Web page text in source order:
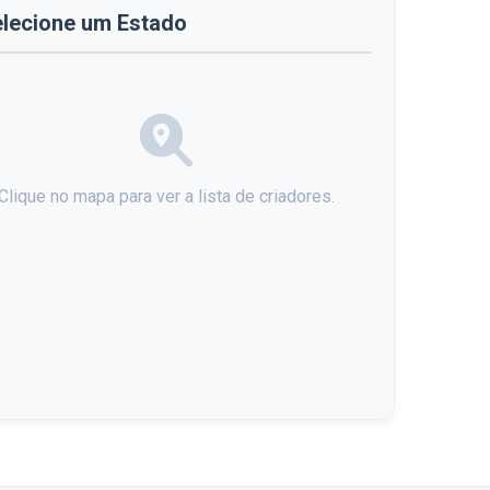
um Estado
no mapa para ver a lista de criadores.